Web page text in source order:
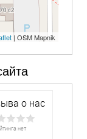
| OSM Mapnik